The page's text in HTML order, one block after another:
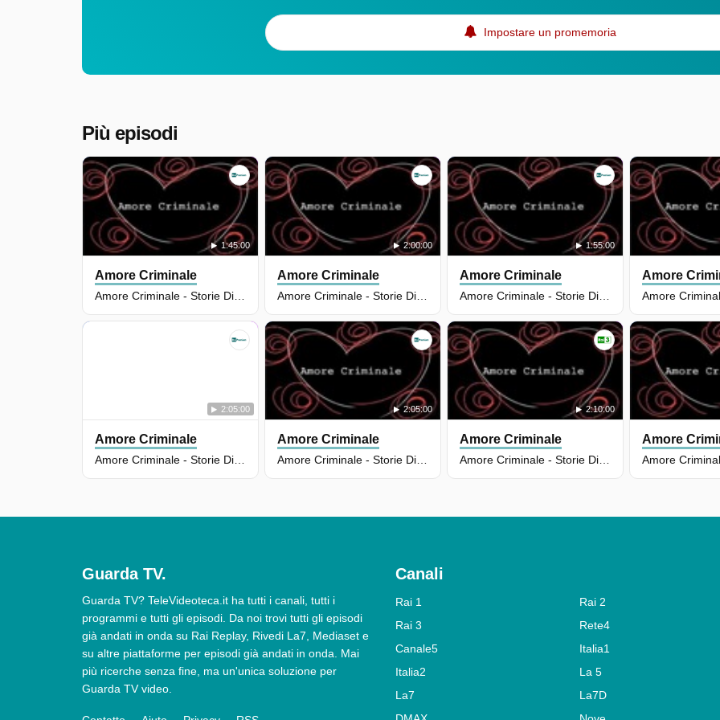
Impostare un promemoria
Più episodi
1:45:00
Amore Criminale
2:00:00
Amore Criminale
2:05:00
Amore Criminale
2:05:00
Amore Criminale
1:55:00
Amore Criminale Amore
2:10:00
Amore Criminale Amore
Guarda TV.
Guarda TV? TeleVideoteca.it ha tutti i canali, tutti i
programmi e tutti gli episodi. Da noi trovi tutti gli episodi
già andati in onda su Rai Replay, Rivedi La7, Mediaset e
su altre piattaforme per episodi già andati in onda. Mai
più ricerche senza fine, ma un'unica soluzione per
Guarda TV video.
Canali
Rai 1
Rai 2
Rai 3
Rete4
Canale5
Italia1
Italia2
La 5
La7
La7D